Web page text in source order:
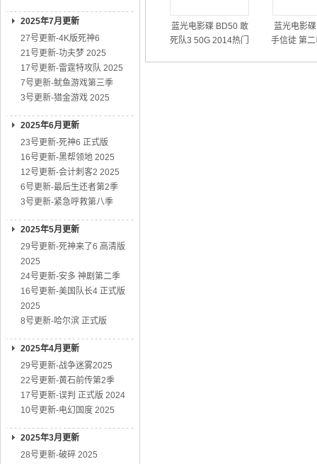
2025年7月更新
27号更新-4K版死神6
21号更新-功夫梦 2025
17号更新-雷霆特攻队 2025
7号更新-鱿鱼游戏第三季
3号更新-猎金游戏 2025
2025年6月更新
23号更新-死神6 正式版
16号更新-黑帮领地 2025
12号更新-会计刺客2 2025
6号更新-最后生还者第2季
3号更新-紧急呼救第八季
2025年5月更新
29号更新-死神来了6 高清版
2025
24号更新-安多 神剧第二季
16号更新-美国队长4 正式版
2025
8号更新-哈尔滨 正式版
2025年4月更新
29号更新-战争迷雾2025
22号更新-黄石前传第2季
17号更新-误判 正式版 2024
10号更新-电幻国度 2025
2025年3月更新
28号更新-破碎 2025
蓝光电影碟 BD50 敢
死队3 50G 2014热门
蓝光电影
手信徒 第